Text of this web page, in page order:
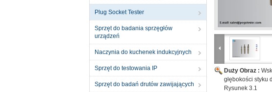
Plug Socket Tester
Sprzęt do badania sprzęgłów
urządzeń
Naczynia do kuchenek indukcyjnych
Sprzęt do testowania IP
Sprzęt do badań drutów zawijających
Duży Obraz :
głębokości styku
Rysunek 3.1